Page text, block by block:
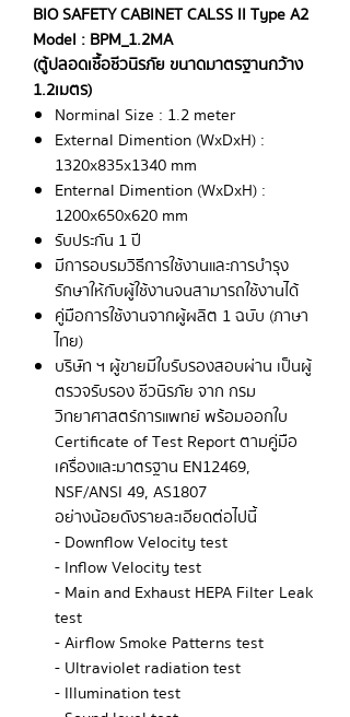
BIO SAFETY CABINET CALSS II Type A2
Model : BPM_1.2MA
(ตู้ปลอดเชื้อชีวนิรภัย ขนาดมาตรฐานกว้าง
1.2 เมตร)
Norminal Size : 1.2 meter
External Dimention (WxDxH) :
1320x835x1340 mm
Enternal Dimention (WxDxH) :
1200x650x620 mm
รับประกัน 1 ปี
มีการอบรมวิธีการใช้งานและการบำรุง
รักษาให้กับผู้ใช้งานจนสามารถใช้งานได้
คู่มือการใช้งานจากผู้ผลิต 1 ฉบับ (ภาษา
ไทย)
บริษัท ฯ ผู้ขายมีใบรับรองสอบผ่าน เป็นผู้
ตรวจรับรอง ชีวนิรภัย จาก กรม
วิทยาศาสตร์การแพทย์ พร้อมออกใบ
Certificate of Test Report ตามคู่มือ
เครื่องและมาตรฐาน EN12469,
NSF/ANSI 49, AS1807
อย่างน้อยดังรายละเอียดต่อไปนี้
- Downflow Velocity test
- Inflow Velocity test
- Main and Exhaust HEPA Filter Leak
test
- Airflow Smoke Patterns test
- Ultraviolet radiation test
- Illumination test